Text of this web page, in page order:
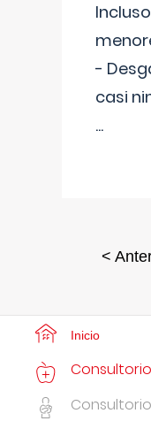
-
casi
...
<
Inicio